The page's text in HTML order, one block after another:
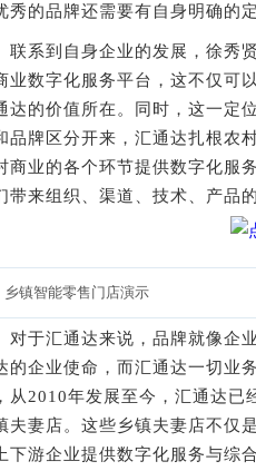
秀的品牌还需要有自身明确的
到自身企业的发展，徐秀贤
业数字化服务平台，这不仅可
达的价值所在。同时，这一定
品牌区分开来，汇通达扎根农
商业的各个环节提供数字化服
带来组织、渠道、技术、产品
乡镇智能零售门店演示
汇通达来说，品牌就像企
的企业使命，而汇通达一切业
从2010年发展至今，汇通达已
夫妻店。这些乡镇夫妻店不仅
下游企业提供数字化服务与综